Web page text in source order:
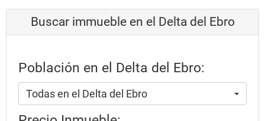
Buscar immueble en el Delta del Ebro
Población en el Delta del Ebro:
Todas en el Delta del Ebro